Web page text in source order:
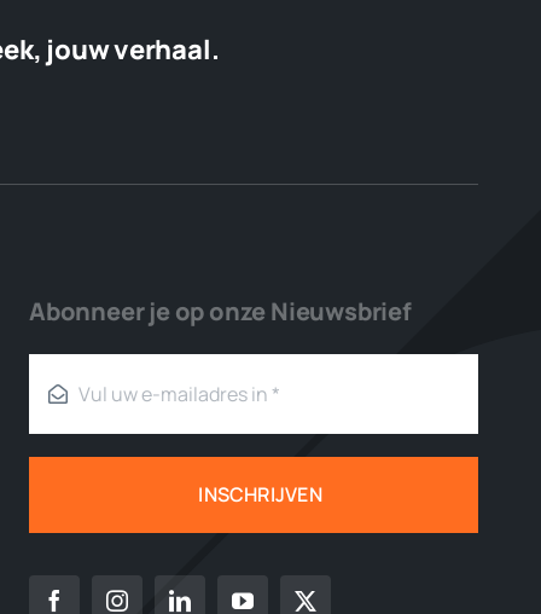
jouw verhaal.
Abonneer je op onze Nieuwsbrief
INSCHRIJVEN